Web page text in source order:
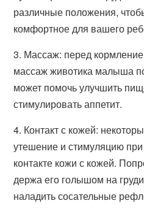
различные положения,
комфортное для вашего
3. Массаж: перед
массаж животика малыша
может помочь улучшить
стимулировать аппетит.
4. Контакт с кожей:
утешение и стимуляцию
контакте кожи с кожей.
держа его голышом на
наладить сосательные